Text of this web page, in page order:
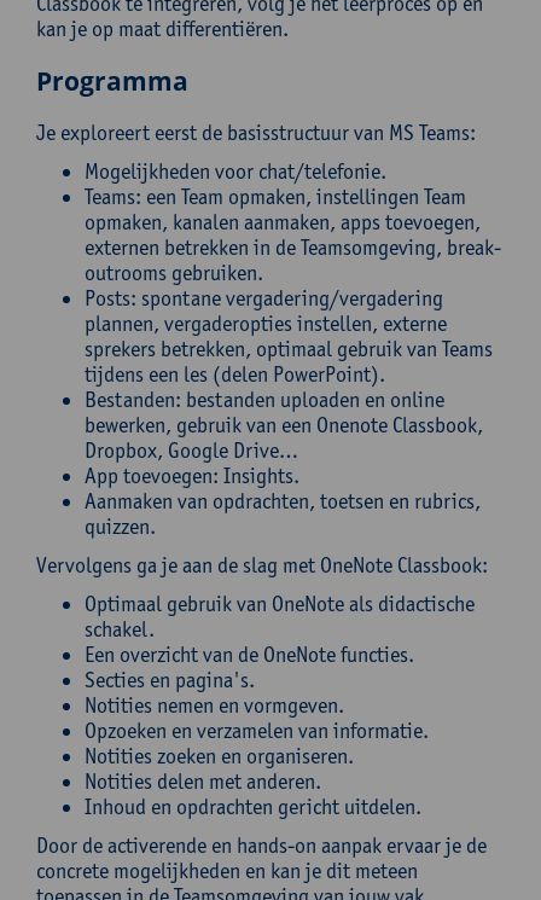
kan je op maat differentiëren.
Programma
Je exploreert eerst de basisstructuur van MS Teams:
Mogelijkheden voor chat/telefonie.
Teams: een Team opmaken, instellingen Team
opmaken, kanalen aanmaken, apps toevoegen,
externen betrekken in de Teamsomgeving, break-
outrooms gebruiken.
Posts: spontane vergadering/vergadering
plannen, vergaderopties instellen, externe
sprekers betrekken, optimaal gebruik van Teams
tijdens een les (delen PowerPoint).
Bestanden: bestanden uploaden en online
bewerken, gebruik van een Onenote Classbook,
Dropbox, Google Drive…
App toevoegen: Insights.
Aanmaken van opdrachten, toetsen en rubrics,
quizzen.
Vervolgens ga je aan de slag met OneNote Classbook:
Optimaal gebruik van OneNote als didactische
schakel.
Een overzicht van de OneNote functies.
Secties en pagina's.
Notities nemen en vormgeven.
Opzoeken en verzamelen van informatie.
Notities zoeken en organiseren.
Notities delen met anderen.
Inhoud en opdrachten gericht uitdelen.
Door de activerende en hands-on aanpak ervaar je de
concrete mogelijkheden en kan je dit meteen